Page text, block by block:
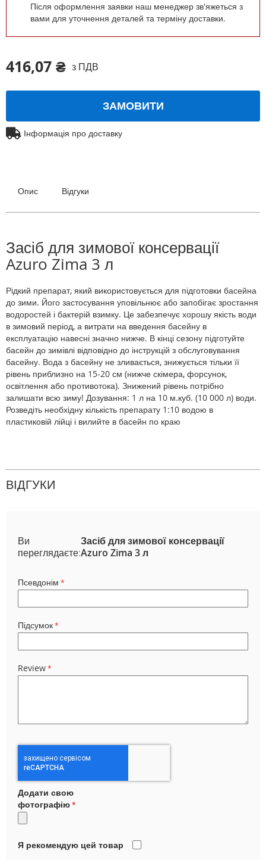
416,07 ₴ з ПДВ
Після оформлення заявки наш менеджер зв'яжеться з
вами для уточнення деталей та терміну доставки.
ЗАМОВИТИ
Інформація про доставку
Опис Відгуки
Засіб для зимової консервації
Azuro Zima 3 л
Рідкий препарат, який використовується для підготовки басейна
до зими. Його застосування уповільнює або запобігає зростання
водоростей і бактерій взимку. Це забезпечує хорошу якість води
в зимовий період, а витрати на введення басейну в
експлуатацію навесні значно нижче. В кінці сезону підготуйте
басейн до зимівлі відповідно до інструкцій з обслуговування
басейну. Вода з басейну не зливається, знижується тільки її
рівень приблизно на 15-20 см (нижче скімера, форсунок,
освітлення або противотока). Знижений рівень потрібно
залишати всю зиму! Дозування: 1 л на 10 м.куб. (10 000 л) води.
Розведіть необхідну кількість препарату 1:10 водою в
пластиковій лійці і вилийте в басейн по краю
ВІДГУКИ
Ви
переглядаєте:
Засіб для зимової консервації
Azuro Zima 3 л
Псевдонім
Підсумок
Review
Додати свою
фотографію
Я рекомендую цей товар